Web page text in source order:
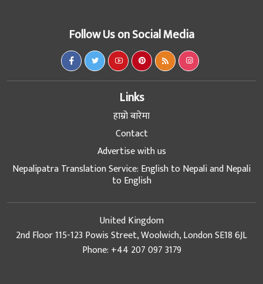
Follow Us on Social Media
Links
हाम्रो बारेमा
Contact
Advertise with us
Nepalipatra Translation Service: English to Nepali and Nepali
to English
United Kingdom
2nd Floor 115-123 Powis Street, Woolwich, London SE18 6JL
Phone: +44 207 097 3179